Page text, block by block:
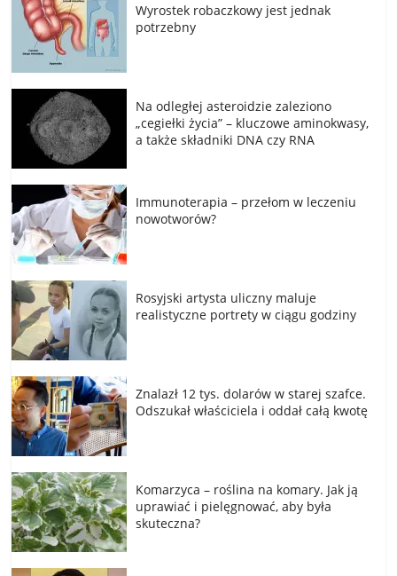
Wyrostek robaczkowy jest jednak
potrzebny
Na odległej asteroidzie zaleziono
„cegiełki życia” – kluczowe aminokwasy,
a także składniki DNA czy RNA
Immunoterapia – przełom w leczeniu
nowotworów?
Rosyjski artysta uliczny maluje
realistyczne portrety w ciągu godziny
Znalazł 12 tys. dolarów w starej szafce.
Odszukał właściciela i oddał całą kwotę
Komarzyca – roślina na komary. Jak ją
uprawiać i pielęgnować, aby była
skuteczna?